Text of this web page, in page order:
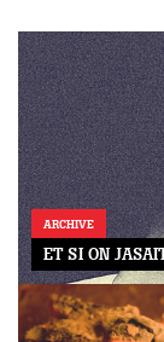
ARCHIVE
ET SI ON